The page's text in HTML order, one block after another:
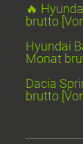
🔥
brutto
Hyundai
Monat
Dacia
brutto